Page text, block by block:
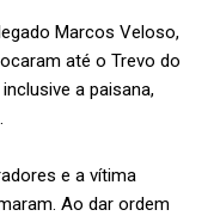
Marcos Veloso,
até o Trevo do
a paisana,
e a vítima
Ao dar ordem